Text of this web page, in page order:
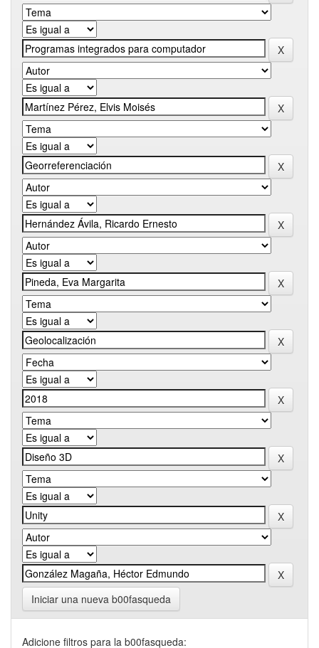
Iniciar una nueva b00fasqueda
Adicione filtros para la b00fasqueda: